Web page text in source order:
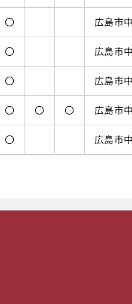
〇 広島市
〇 広島市
〇 広島市
〇 〇 〇 広島市
〇 広島市